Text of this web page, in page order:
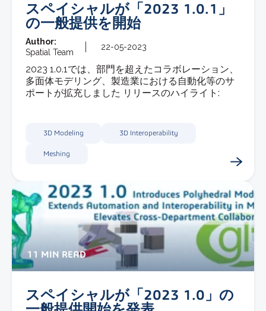
スペイシャルが「2023 1.0.1」
の一般提供を開始
Author:
Spatial Team
22-05-2023
2023 1.0.1では、部門を超えたコラボレーション、
多面体モデリング、製造業における自動化等のサ
ポートが拡充しました リリースのハイライト:
3D Modeling 3D Interoperability
Meshing
11 MIN READ
スペイシャルが「2023 1.0」の